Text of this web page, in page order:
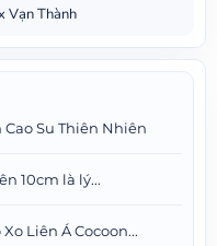
Vạn Thành
Su Thiên Nhiên
10cm là lý...
Liên Á Cocoon...